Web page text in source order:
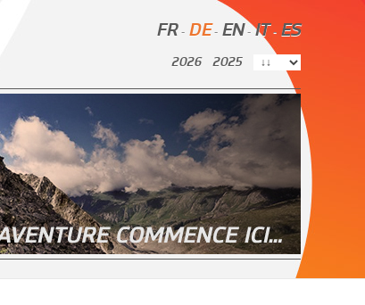
FR- DE- EN- IT - ES
2026 2025